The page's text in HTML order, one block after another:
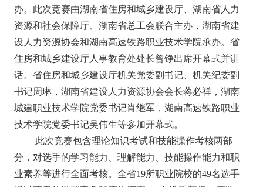
办。此次竞赛由湖南省住房和城乡建设厅、湖南省人力
资源和社会保障厅、湖南省总工会联合主办，湖南省建
设人力资源协会和湖南高速铁路职业技术学院承办。省
住房和城乡建设厅人事教育处处长曾铮出席开幕式并讲
话。省住房和城乡建设厅机关党委副书记、机关纪委副
书记周琳，湖南省建设人力资源协会会长蒋必祥，湖南
城建职业技术学院党委书记肖继军，湖南高速铁路职业
技术学院党委书记吴伟生等参加开幕式。
此次竞赛包含理论知识考试和技能操作考核两部
分，对选手的学习能力、理解能力、技能操作能力和职
业素养等进行全面考核。全省19所职业院校的49名选手